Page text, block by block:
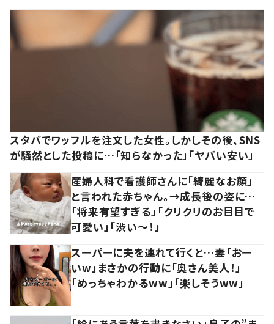
スタバでワッフルを注文した女性。しかしその後、SNS
が騒然とした投稿に…「知らなかった」「ヤバい安い」
産婦人科で看護師さんに「綺麗なお顔」
と言われた赤ちゃん。→成長後の姿に…
「将来有望すぎる」「クリクリのお目目で
可愛い」「渋い～！」
スーパーに夫を連れて行くと…妻「おー
いw」まさかの行動に「奥さん美人！」
「めっちゃわかるww」「楽しそうww」